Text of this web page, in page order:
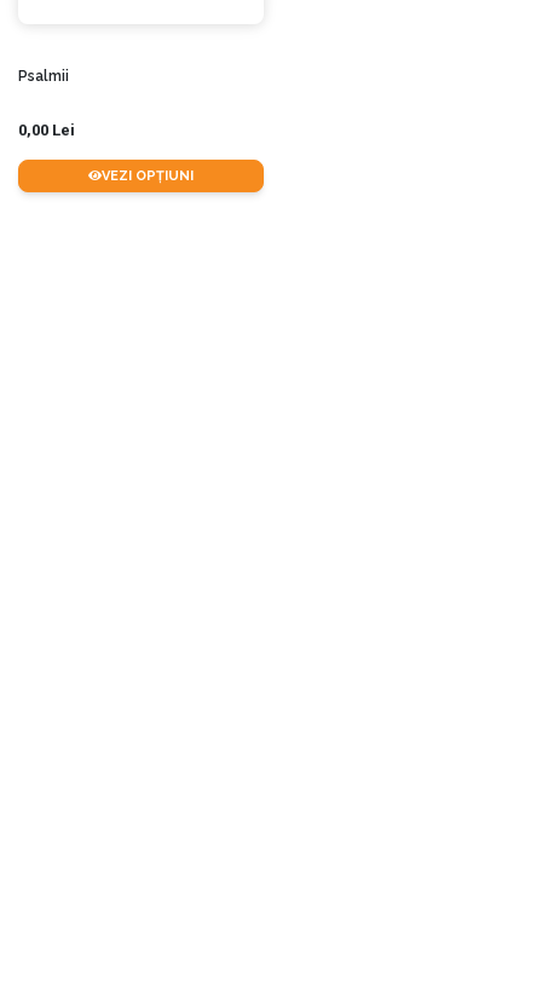
Psalmii
0,00 Lei
VEZI OPȚIUNI